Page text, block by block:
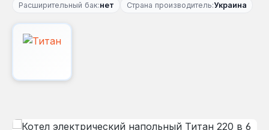
Расширительный бак:нет Страна производитель:Украина
Пропустить галерею изображений